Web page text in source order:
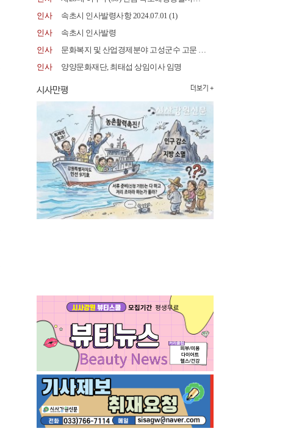
인사
속초시 인사발령사항 2024.07.01 (1)
인사
속초시 인사발령
인사
문화복지 및 산업경제분야 고성군수 고문 위촉
인사
양양문화재단, 최태섭 상임이사 임명
시사만평 더보기 +